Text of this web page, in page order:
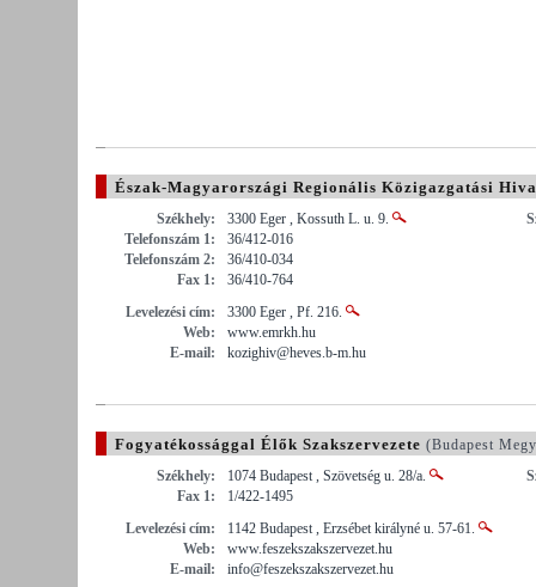
Észak-Magyarországi Regionális Közigazgatási
Székhely:
3300 Eger , Kossuth L. u. 9.
Telefonszám 1:
36/412-016
Telefonszám 2:
36/410-034
Fax 1:
36/410-764
Levelezési cím:
3300 Eger , Pf. 216.
Web:
www.emrkh.hu
E-mail:
kozighiv@heves.b-m.hu
Fogyatékossággal Élők Szakszervezete (Budapest
Székhely:
1074 Budapest , Szövetség u. 28/a.
Fax 1:
1/422-1495
Levelezési cím:
1142 Budapest , Erzsébet királyné u. 57-61.
Web:
www.feszekszakszervezet.hu
E-mail:
info@feszekszakszervezet.hu